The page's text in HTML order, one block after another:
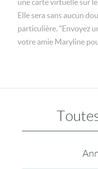
une carte virtuelle sur
Elle sera sans aucun
particulière. "Envoyez
votre amie Maryline